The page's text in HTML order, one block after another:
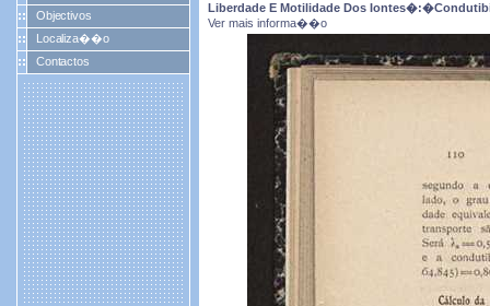
Objectivos
Localiza��o
Contactos
Liberdade E Motilidade Dos
Ver mais informa��o